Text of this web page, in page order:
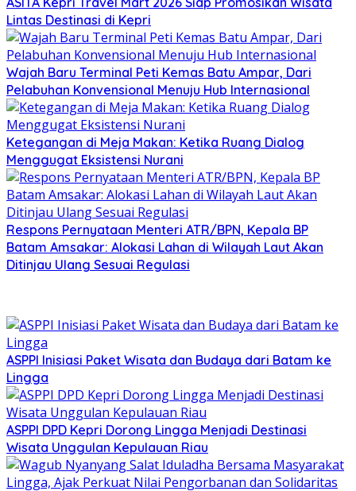
Lintas Destinasi di Kepri
Wajah Baru Terminal Peti Kemas Batu Ampar, Dari
Pelabuhan Konvensional Menuju Hub Internasional
Ketegangan di Meja Makan: Ketika Ruang Dialog
Menggugat Eksistensi Nurani
Respons Pernyataan Menteri ATR/BPN, Kepala BP
Batam Amsakar: Alokasi Lahan di Wilayah Laut Akan
Ditinjau Ulang Sesuai Regulasi
ASPPI Inisiasi Paket Wisata dan Budaya dari Batam ke
Lingga
ASPPI DPD Kepri Dorong Lingga Menjadi Destinasi
Wisata Unggulan Kepulauan Riau